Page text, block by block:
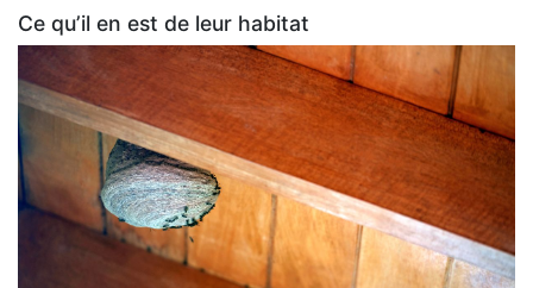
Ce qu’il en est de leur habitat